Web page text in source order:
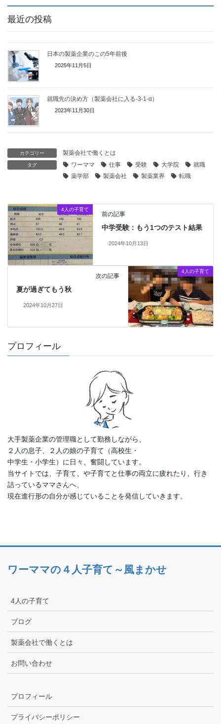
最近の投稿
日本の製薬企業のこの5年前後
2025年11月5日
就職先の決め方（製薬会社に入る-3-1-α）
2023年11月30日
カテゴリー 製薬会社で働くとは
タグ ワーママ 仕事 受験 大学院
就職
薬学部
製薬会社 製薬業界 転職
4人の子育て
前の記事
中学受験：もう1つのテスト結果
2024年10月13日
4人の子育て
次の記事
夏が過ぎてもう秋
2024年10月27日
プロフィール
大手製薬企業の管理職として勤務しながら、
２人の息子、２人の娘の子育て（高校生・
中学生・小学生）に日々、奮闘しています。
当サイトでは、子育て、や子育てと仕事の両立に疲れたり、行き
詰っているママさんへ、
現在進行形の自分が感じていることを発信していきます。
ワーママの４人子育て～風まかせ
4人の子育て
ブログ
製薬会社で働くとは
お問い合わせ
プロフィール
プライバシーポリシー